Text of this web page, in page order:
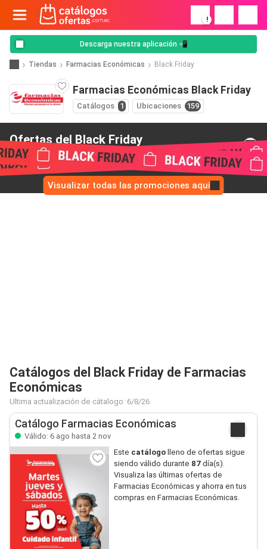
!
Descarga nuestra aplicación 📲
Tiendas Farmacias Económicas Black Friday
Farmacias Económicas Black Friday
Catálogos 1 Ubicaciones 159
Ofertas del Black Friday
de Farmacias Económicas
Visualizar todas las promociones aquí
Catálogos del Black Friday de Farmacias
Económicas
Ultima actualización de cátalogo: 6/8/26
Catálogo Farmacias Económicas
Válido: 6 ago hasta 2 nov
Este catálogo lleno de ofertas sigue
siendo válido durante 87día(s).
Visualiza las últimas ofertas de
Farmacias Económicas y ahorra en tus
compras en Farmacias Económicas.